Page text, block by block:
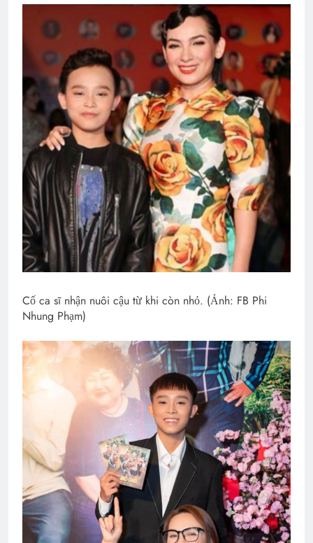
Cố ca sĩ nhận nuôi cậu từ khi còn nhỏ. (Ảnh: FB Phi
Nhung Phạm)